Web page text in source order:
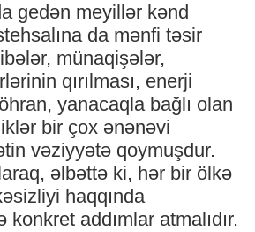
gedən meyillər kənd
da mənfi təsir
münaqişələr,
qırılması, enerji
yanacaqla bağlı olan
bir çox ənənəvi
vəziyyətə qoymuşdur.
əlbəttə ki, hər bir ölkə
haqqında
addımlar atmalıdır.